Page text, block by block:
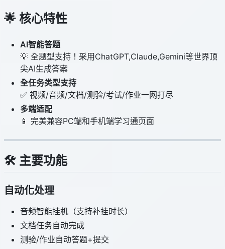
🌟 核心特性
AI智能答题
💡 全题型支持！采用ChatGPT,Claude,Gemini等世界顶
尖AI生成答案
全任务类型支持
✅ 视频/音频/文档/测验/考试/作业一网打尽
多端适配
📱 完美兼容PC端和手机端学习通页面
🛠️ 主要功能
自动化处理
音频智能挂机（支持补挂时长）
文档任务自动完成
测验/作业自动答题+提交